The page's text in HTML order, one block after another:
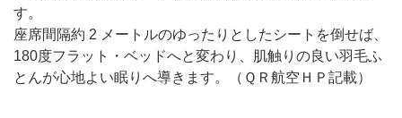
す。
座席間隔約 2 メートルのゆったりとしたシートを倒せば、
180度フラット・ベッドへと変わり、肌触りの良い羽毛ふ
とんが心地よい眠りへ導きます。（ＱＲ航空ＨＰ記載）